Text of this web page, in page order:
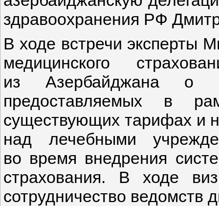
здравоохранения РФ
В ходе встречи эксперты
медицинского
из Азербайджана о
предоставляемых в
существующих тарифах и
над лечебными
во время внедрения
страхования. В ходе
сотрудничество ведомств